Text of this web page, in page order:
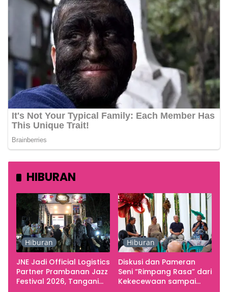
HIBURAN
Hiburan
JNE Jadi Official Logistics
Partner Prambanan Jazz
Festival 2026, Tangani
Hiburan
Diskusi dan Pameran
Seni “Rimpang Rasa” dari
Kekecewaan sampai